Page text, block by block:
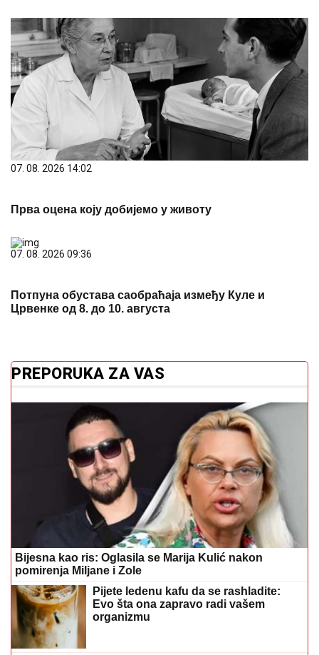
07. 08. 2026 14:02
Прва оцена коју добијемо у животу
07. 08. 2026 09:36
Потпуна обустава саобраћаја између Куле и
Црвенке од 8. до 10. августа
PREPORUKA ZA VAS
Bijesna kao ris: Oglasila se Marija Kulić nakon
pomirenja Miljane i Zole
Pijete ledenu kafu da se rashladite:
Evo šta ona zapravo radi vašem
organizmu